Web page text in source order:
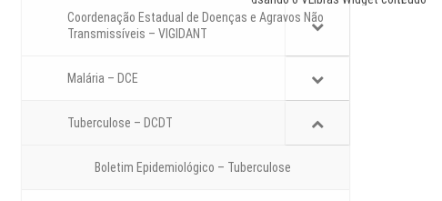
Coordenação Estadual de Doenças e Agravos Não
Transmissíveis – VIGIDANT
Malária – DCE
Tuberculose – DCDT
Boletim Epidemiológico – Tuberculose